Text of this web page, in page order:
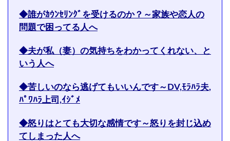
◆誰がｶｳﾝｾﾘﾝｸﾞを受けるのか？～家族や恋人の
問題で困ってる人へ
◆夫が私（妻）の気持ちをわかってくれない、と
いう人へ
◆苦しいのなら逃げてもいいんです～DV,ﾓﾗﾊﾗ夫,
ﾊﾟﾜﾊﾗ上司,ｲｼﾞﾒ
◆怒りはとても大切な感情です～怒りを封じ込め
てしまった人へ